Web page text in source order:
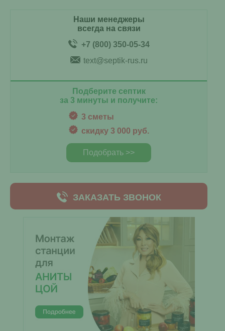
Наши менеджеры
всегда на связи
+7 (800) 350-05-34
text@septik-rus.ru
Подберите септик
за 3 минуты и получите:
3 сметы
скидку 3 000 руб.
Подобрать >>
ЗАКАЗАТЬ ЗВОНОК